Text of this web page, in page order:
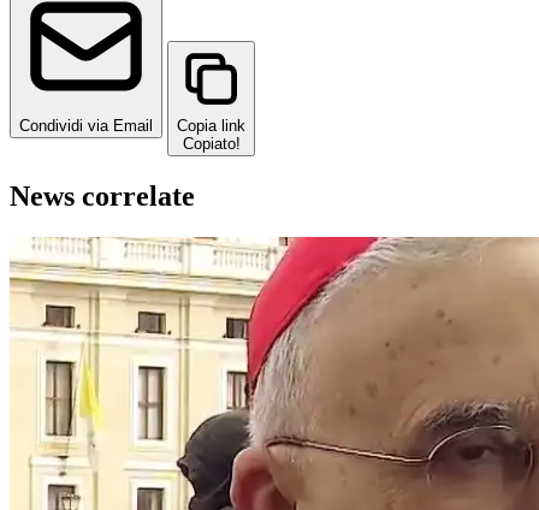
Condividi via Email
Copia link
Copiato!
News correlate